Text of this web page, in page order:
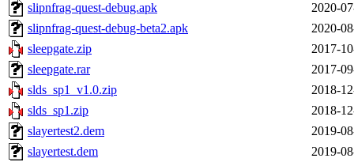
slipnfrag-quest-debug.apk
2020-
slipnfrag-quest-debug-beta2.apk
2020-
sleepgate.zip
2017-
sleepgate.rar
2017-
slds_sp1_v1.0.zip
2018-
slds_sp1.zip
2018-
slayertest2.dem
2019-
slayertest.dem
2019-